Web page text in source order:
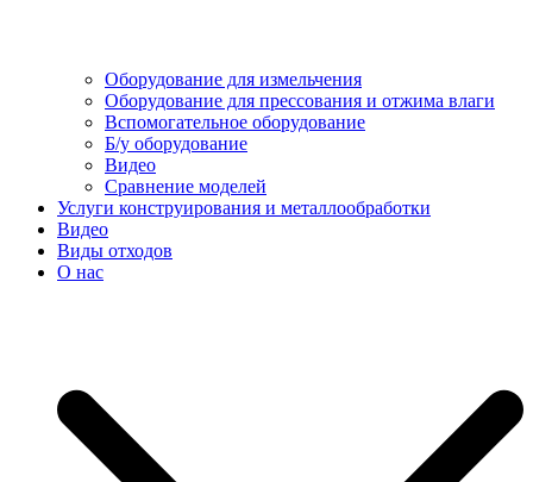
Оборудование для измельчения
Оборудование для прессования и отжима влаги
Вспомогательное оборудование
Б/у оборудование
Видео
Сравнение моделей
Услуги конструирования и металлообработки
Видео
Виды отходов
О нас